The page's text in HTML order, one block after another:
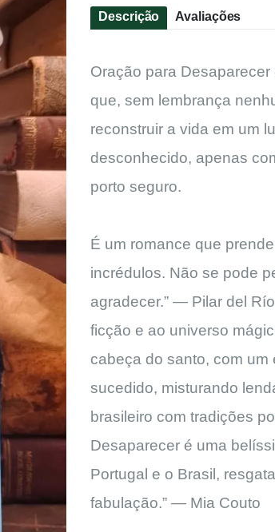
Descrição Avaliações
Oração para
que, sem lembrança
reconstruir a vida em um
desconhecido, apenas
porto seguro.
É um romance que
incrédulos. Não se pode
agradecer.” — Pilar del
ficção e ao universo
cabeça do santo, com
sucedido, misturando
brasileiro com tradições
Desaparecer é uma
Portugal e o Brasil,
fabulação.” — Mia Couto